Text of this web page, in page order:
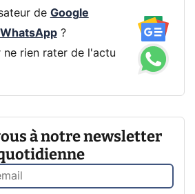
de Google
WhatsApp?
ne rien rater de l'actu
à notre newsletter